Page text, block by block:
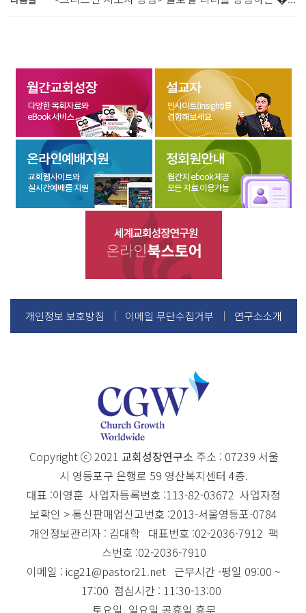
개인정보 보호방침 이메일 무단수집거부 연구소소개
Copyright ⓒ 2021 교회성장연구소 주소 : 07239 서울
시 영등포구 은행로 59 영산복지센터 4층.
대표 :이영훈 사업자등록번호 :113-82-03672 사업자정
보확인 > 통신판매업신고번호 :2013-서울영등포-0784
개인정보관리자 : 김대학 대표번호 :02-2036-7912 팩
스번호 :02-2036-7910
이메일 : icg21@pastor21.net 근무시간 -평일 09:00 ~
17:00 점심시간 : 11:30-13:00
토요일, 일요일 공휴일 휴무